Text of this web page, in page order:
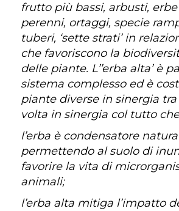
frutto più bassi, arbusti,
perenni, ortaggi, specie
tuberi, ‘sette strati’ in
che favoriscono la
delle piante. L’’erba alta’ è
sistema complesso ed è
piante diverse in sinergia tra
volta in sinergia col tutto
l’erba è condensatore
permettendo al suolo di
favorire la vita di
animali;
l’erba alta mitiga l’impatto